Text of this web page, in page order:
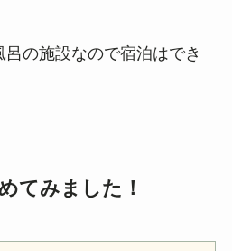
の施設なので宿泊はでき
てみました！